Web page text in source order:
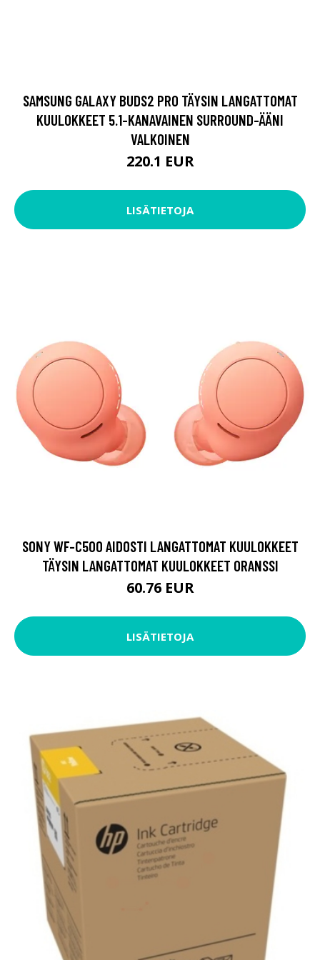
SAMSUNG GALAXY BUDS2 PRO TÄYSIN LANGATTOMAT
KUULOKKEET 5.1-KANAVAINEN SURROUND-ÄÄNI
VALKOINEN
220.1 EUR
SONY WF-C500 AIDOSTI LANGATTOMAT KUULOKKEET
TÄYSIN LANGATTOMAT KUULOKKEET ORANSSI
60.76 EUR